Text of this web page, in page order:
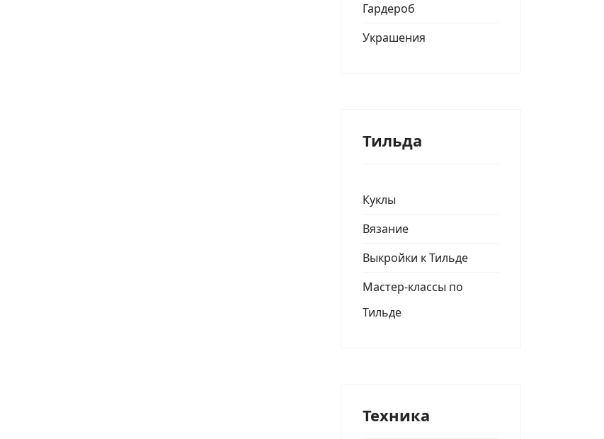
Гардероб
Украшения
Тильда
Куклы
Вязание
Выкройки к Тильде
Мастер-классы по
Тильде
Техника